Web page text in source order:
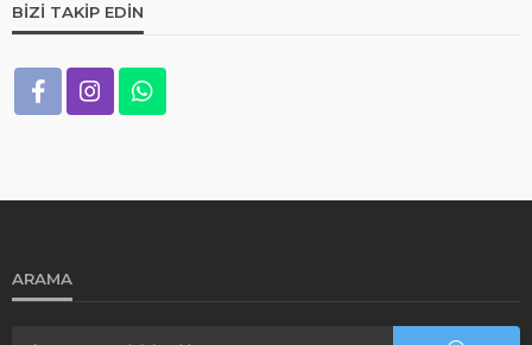
BIZI TAKIP EDIN
ARAMA